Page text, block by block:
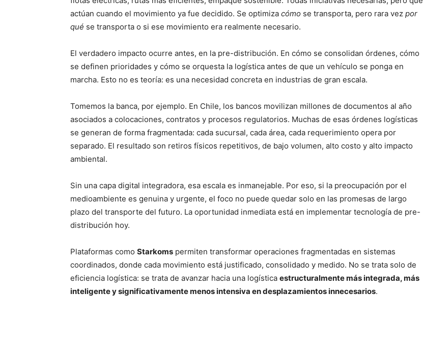
actúan cuando el movimiento ya fue decidido. Se optimiza cómo se transporta, pero rara vez por
qué se transporta o si ese movimiento era realmente necesario.
El verdadero impacto ocurre antes, en la pre-distribución. En cómo se consolidan órdenes, cómo
se definen prioridades y cómo se orquesta la logística antes de que un vehículo se ponga en
marcha. Esto no es teoría: es una necesidad concreta en industrias de gran escala.
Tomemos la banca, por ejemplo. En Chile, los bancos movilizan millones de documentos al año
asociados a colocaciones, contratos y procesos regulatorios. Muchas de esas órdenes logísticas
se generan de forma fragmentada: cada sucursal, cada área, cada requerimiento opera por
separado. El resultado son retiros físicos repetitivos, de bajo volumen, alto costo y alto impacto
ambiental.
Sin una capa digital integradora, esa escala es inmanejable. Por eso, si la preocupación por el
medioambiente es genuina y urgente, el foco no puede quedar solo en las promesas de largo
plazo del transporte del futuro. La oportunidad inmediata está en implementar tecnología de pre-
distribución hoy.
Plataformas como Starkoms permiten transformar operaciones fragmentadas en sistemas
coordinados, donde cada movimiento está justificado, consolidado y medido. No se trata solo de
eficiencia logística: se trata de avanzar hacia una logística estructuralmente más integrada, más
inteligente y significativamente menos intensiva en desplazamientos innecesarios.